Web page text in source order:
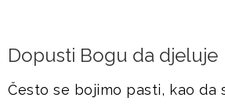
Dopusti Bogu da djeluje
Često se bojimo pasti, kao da